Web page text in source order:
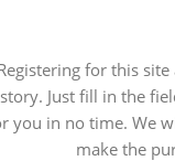
for this
Just fill in the
you in no time. We
make the